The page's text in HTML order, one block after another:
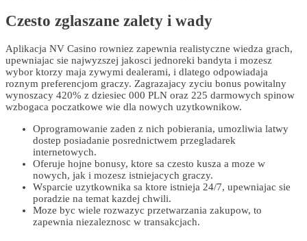
Czesto zglaszane zalety i wady
Aplikacja NV Casino rowniez zapewnia realistyczne wiedza grach,
upewniajac sie najwyzszej jakosci jednoreki bandyta i mozesz
wybor ktorzy maja zywymi dealerami, i dlatego odpowiadaja
roznym preferencjom graczy. Zagrazajacy zyciu bonus powitalny
wynoszacy 420% z dziesiec 000 PLN oraz 225 darmowych spinow
wzbogaca poczatkowe wie dla nowych uzytkownikow.
Oprogramowanie zaden z nich pobierania, umozliwia latwy
dostep posiadanie posrednictwem przegladarek
internetowych.
Oferuje hojne bonusy, ktore sa czesto kusza a moze w
nowych, jak i mozesz istniejacych graczy.
Wsparcie uzytkownika sa ktore istnieja 24/7, upewniajac sie
poradzie na temat kazdej chwili.
Moze byc wiele rozwazyc przetwarzania zakupow, to
zapewnia niezaleznosc w transakcjach.